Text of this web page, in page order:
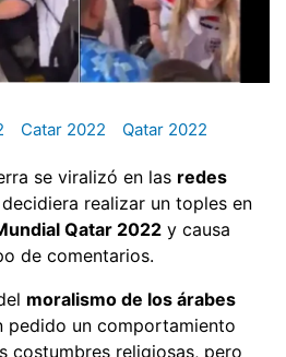
Catar 2022 Qatar 2022
se viralizó en las redes
realizar un toples en
Qatar 2022 y causa
de comentarios.
moralismo de los árabes
pedido un comportamiento
costumbres religiosas, pero